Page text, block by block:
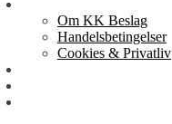
Om KK Beslag
Handelsbetingelser
Cookies & Privatliv